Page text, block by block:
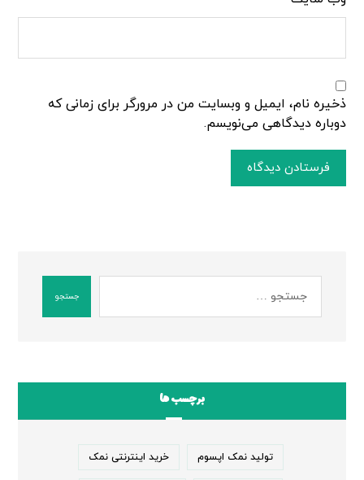
ذخیره نام، ایمیل و وبسایت من در مرورگر برای زمانی که
دوباره دیدگاهی می‌نویسم.
فرستادن دیدگاه
جستجو
برچسب ها
تولید نمک اپسوم خرید اینترنتی نمک